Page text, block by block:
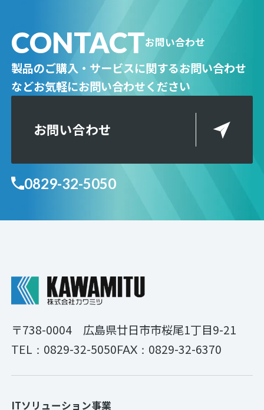
CONTACTお問い合わせ
製品のご購入・サービスに関するお問い合わせ
などお気軽にお問い合わせください
お問い合わせ
0829-32-5050
〒738-0004 広島県廿日市市桜尾1丁目9-21
TEL： 0829-32-5050FAX： 0829-32-6370
ITソリューション事業